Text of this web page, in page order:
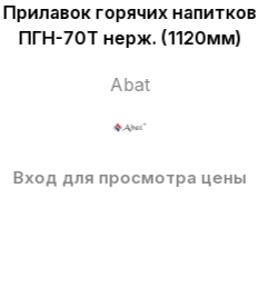
Прилавок горячих напитков
ПГН-70Т нерж. (1120мм)
Abat
Вход для просмотра цены